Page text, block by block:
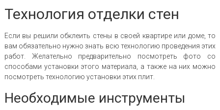
Технология отделки стен
Если вы решили обклеить стены в своей квартире или доме, то
вам обязательно нужно знать всю технологию проведения этих
работ. Желательно предварительно посмотреть фото со
способами установки этого материала, а также на них можно
посмотреть технологию установки этих плит.
Необходимые инструменты